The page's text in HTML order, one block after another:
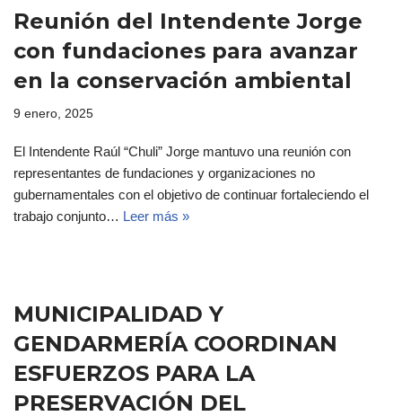
Reunión del Intendente Jorge
con fundaciones para avanzar
en la conservación ambiental
9 enero, 2025
El Intendente Raúl “Chuli” Jorge mantuvo una reunión con
representantes de fundaciones y organizaciones no
gubernamentales con el objetivo de continuar fortaleciendo el
trabajo conjunto… Leer más »
MUNICIPALIDAD Y
GENDARMERÍA COORDINAN
ESFUERZOS PARA LA
PRESERVACIÓN DEL